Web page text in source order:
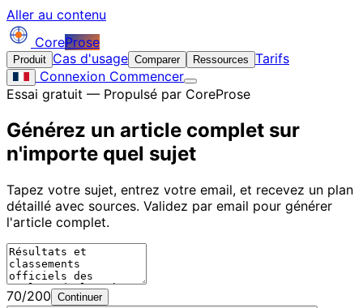
Aller au contenu
CoreProse
Produit Cas d'usage Comparer Ressources Tarifs
Connexion Commencer
Essai gratuit — Propulsé par CoreProse
Générez un article complet sur
n'importe quel sujet
Tapez votre sujet, entrez votre email, et recevez un plan
détaillé avec sources. Validez par email pour générer
l'article complet.
70/200 Continuer